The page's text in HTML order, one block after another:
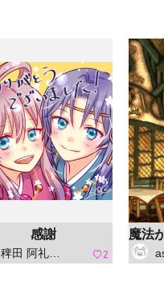
感謝
稗田 阿礼（ひえだ あれ） 2